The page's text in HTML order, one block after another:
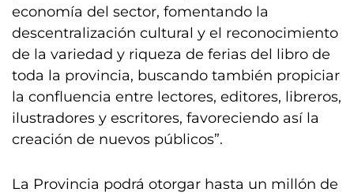
economía del sector, fomentando la
descentralización cultural y el reconocimiento
de la variedad y riqueza de ferias del libro de
toda la provincia, buscando también propiciar
la confluencia entre lectores, editores, libreros,
ilustradores y escritores, favoreciendo así la
creación de nuevos públicos”.
La Provincia podrá otorgar hasta un millón de